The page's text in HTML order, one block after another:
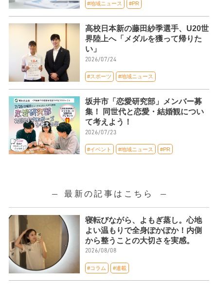
#地域ニュース #PR
高校日本新の藤田紗季選手、U20世
界陸上へ「メダルを獲って帰りた
い」
2026/07/24
#スポーツ #地域ニュース
坂井市「恋愛研究部」メンバー募
集！ 同世代と恋愛・結婚観につい
て考えよう！
2026/07/23
#イベント #地域ニュース #PR
最新の記事はこちら
寝転びながら、よもぎ蒸し。心地
よい温もりで全身ぽかぽか！内側
から整うことの大切さを実感。
2026/08/08
#コラム #連載